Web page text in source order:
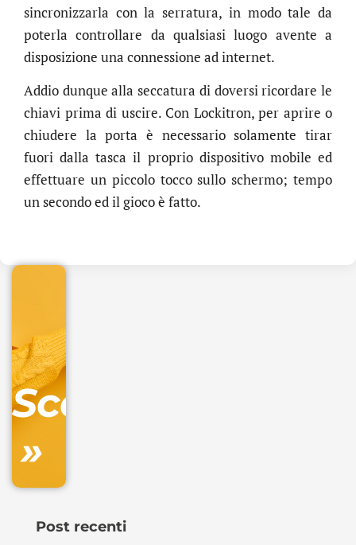
sincronizzarla con la serratura, in modo tale da
poterla controllare da qualsiasi luogo avente a
disposizione una connessione ad internet.
Addio dunque alla seccatura di doversi ricordare le
chiavi prima di uscire. Con Lockitron, per aprire o
chiudere la porta è necessario solamente tirar
fuori dalla tasca il proprio dispositivo mobile ed
effettuare un piccolo tocco sullo schermo; tempo
un secondo ed il gioco è fatto.
Scopri
»
.online
Post recenti